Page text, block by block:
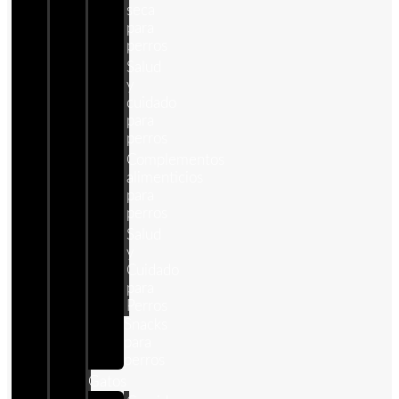
seca
para
perros
Salud
y
cuidado
para
perros
Complementos
alimenticios
para
perros
Salud
y
Cuidado
para
Perros
Gatos